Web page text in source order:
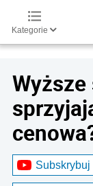
Kategorie
Subskrybuj